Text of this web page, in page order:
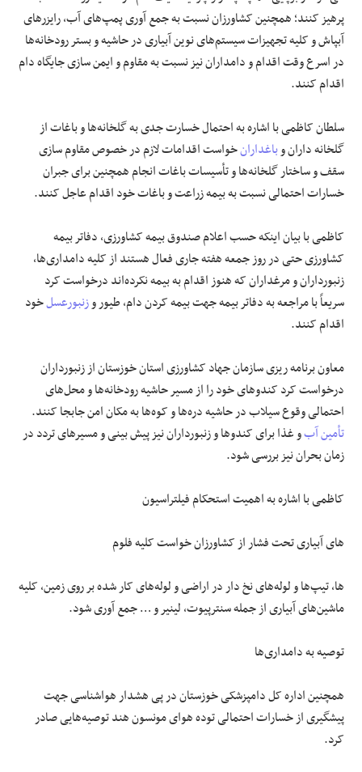
پرهیز کنند؛ همچنین کشاورزان نسبت به جمعآوریپمپ‌های آب،رایزرهای
آبپاش و کلیه تجهیزات سیستم‌های نوین آبیاری در حاشیه و بستر رودخانه‌ها
در اسرع وقت اقدام و دامداران نیز نسبت به مقاوم و ایمن سازی جایگاه دام
اقدام کنند.
سلطان کاظمی با اشاره به احتمال خسارت جدی به گلخانه‌ها و باغات از
گلخانه داران وباغدارانخواست اقدامات لازم در خصوص مقاوم سازی
سقف و ساختار گلخانه‌ها و تأسیسات باغات انجام همچنین برای جبران
خسارات احتمالی نسبت به بیمه زراعت و باغات خود اقدام عاجل کنند.
کاظمی با بیان اینکه حسب اعلام صندوق بیمه کشاورزی، دفاتر بیمه
کشاورزی حتی در روز جمعه هفته جاری فعال هستند از کلیه دامداری‌ها،
زنبورداران و مرغداران که هنوز اقدام به بیمه نکرده‌اند درخواست کرد
سریعاً با مراجعه به دفاتر بیمه جهت بیمه کردن دام، طیور وزنبورعسلخود
اقدام کنند.
معاون برنامهریزیسازمان جهاد کشاورزی استان خوزستان از زنبورداران
درخواست کرد کندوهای خود را از مسیر حاشیه رودخانه‌ها و محل‌های
احتمالی وقوع سیلاب در حاشیه دره‌ها و کوه‌ها به مکان امن جابجا کنند.
تأمین آبو غذا برای کندوها و زنبورداران نیز پیش بینی و مسیرهای تردد در
زمان بحران نیز بررسی شود.
کاظمی با اشاره به اهمیت استحکامفیلتراسیون
هایآبیاری تحت فشار از کشاورزان خواست کلیهفلوم
ها، تیپ‌ها و لوله‌های نخ دار در اراضی و لوله‌های کار شده بر روی زمین، کلیه
ماشین‌های آبیاری از جملهسنترپیوت،لینیرو … جمعآوریشود.
توصیه به دامداری‌ها
همچنین اداره کل دامپزشکی خوزستان در پی هشدار هواشناسی جهت
پیشگیری از خسارات احتمالی توده هوایمونسونهند توصیه‌هایی صادر
کرد.